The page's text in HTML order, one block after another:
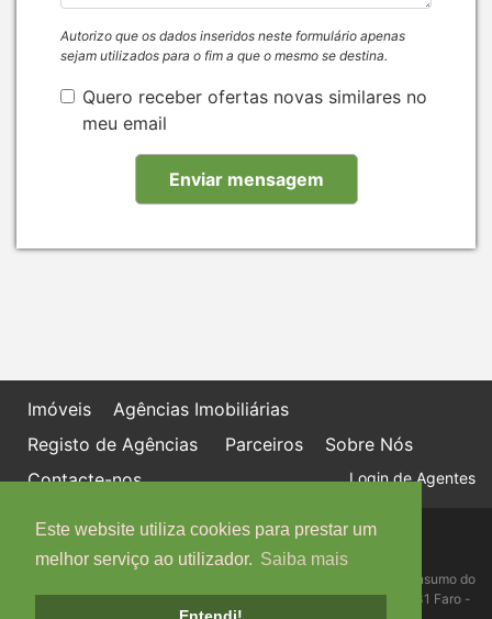
Este website utiliza cookies para prestar um
melhor serviço ao utilizador. Saiba mais
Autorizo que os dados inseridos neste formulário apenas
sejam utilizados para o fim a que o mesmo se destina.
Quero receber ofertas novas similares no
meu email
Imóveis
Agências Imobiliárias
Registo de Agências
Parceiros
Sobre Nós
Contacte-nos
Login de Agentes
Política de proteção de dados
Livro de Reclamações online
Centro de Informação, Mediação e Arbitragem de Conflitos de Consumo do
Algarve - Edifício Ninho de Empresas, Estrada da Penha, 8005-131 Faro -